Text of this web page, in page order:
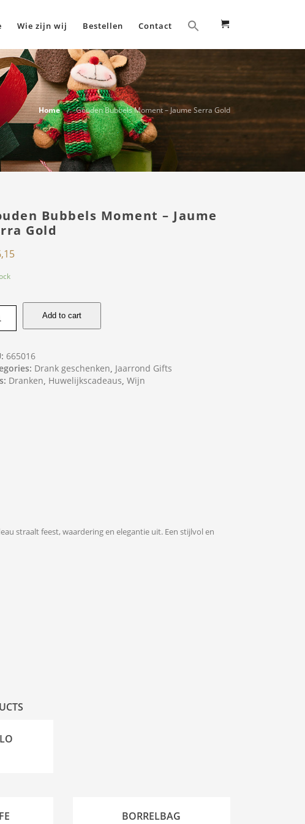
Wie zijn wij Bestellen Contact
Home Gouden Bubbels Moment – Jaume Serra Gold
Bubbels Moment – Jaume
Gold
Add to cart
665016
Drank geschenken, Jaarrond Gifts
Dranken, Huwelijkscadeaus,Wijn
straalt feest, waardering en elegantie uit. Een stijlvol en
BORRELBAG